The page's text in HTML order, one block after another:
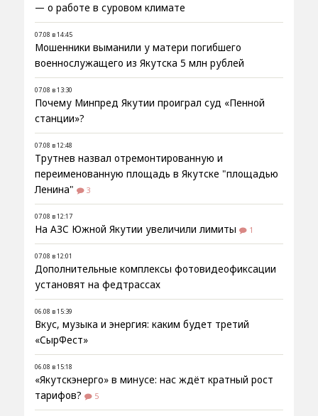
— о работе в суровом климате
07.08 в 14:45
Мошенники выманили у матери погибшего
военнослужащего из Якутска 5 млн рублей
07.08 в 13:30
Почему Минпред Якутии проиграл суд «Пенной
станции»?
07.08 в 12:48
Трутнев назвал отремонтированную и
переименованную площадь в Якутске "площадью
Ленина"
3
07.08 в 12:17
На АЗС Южной Якутии увеличили лимиты 1
07.08 в 12:01
Дополнительные комплексы фотовидеофиксации
установят на федтрассах
06.08 в 15:39
Вкус, музыка и энергия: каким будет третий
«СырФест»
06.08 в 15:18
«Якутскэнерго» в минусе: нас ждёт кратный рост
тарифов?
5